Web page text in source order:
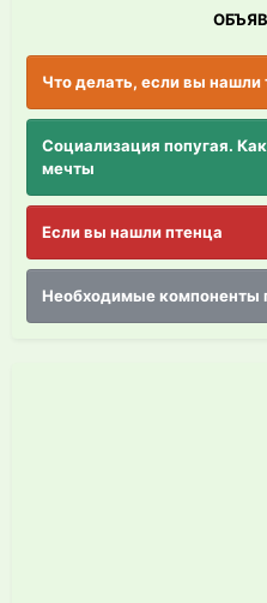
Что делать, если вы
Социализация попугая.
мечты
Если вы нашли птенца
Необходимые компоненты